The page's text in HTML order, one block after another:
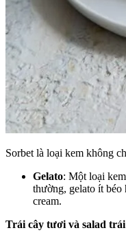
Sorbet là loại kem không
Gelato: Một loại
thường, gelato ít
cream.
Trái cây tươi và salad